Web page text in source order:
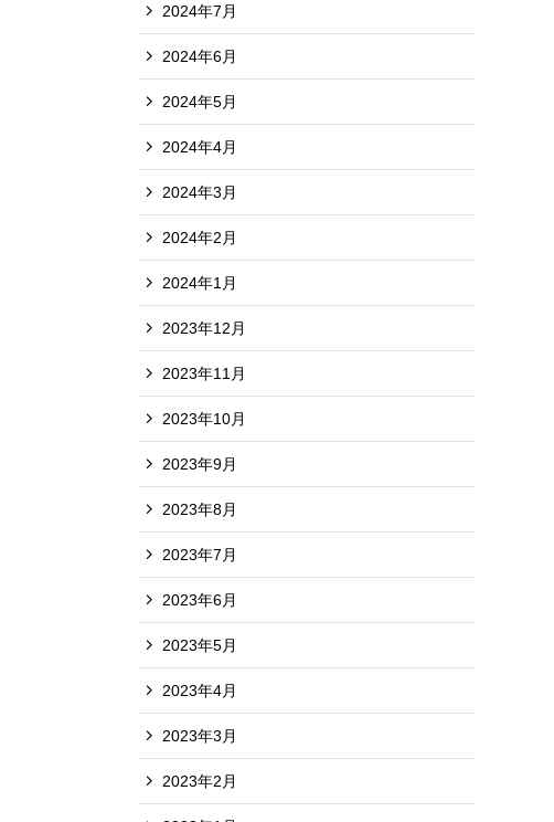
2024年7月
2024年6月
2024年5月
2024年4月
2024年3月
2024年2月
2024年1月
2023年12月
2023年11月
2023年10月
2023年9月
2023年8月
2023年7月
2023年6月
2023年5月
2023年4月
2023年3月
2023年2月